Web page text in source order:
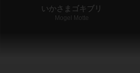
いかさまゴキブリ
Mogel Motte